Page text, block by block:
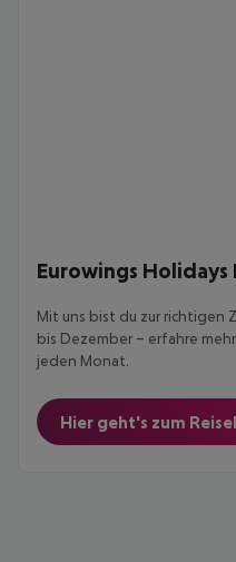
Eurowings Holidays
Mit uns bist du zur richtigen
bis Dezember – erfahre
jeden Monat.
Hier geht's zum